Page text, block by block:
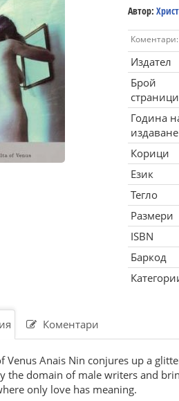
Автор:
Издател
Брой
страници
Година
издаване
Корици
Език
Тегло
Размери
ISBN
Баркод
Коментари
Venus Anais Nin conjures up a
the domain of male writers and
only love has meaning.